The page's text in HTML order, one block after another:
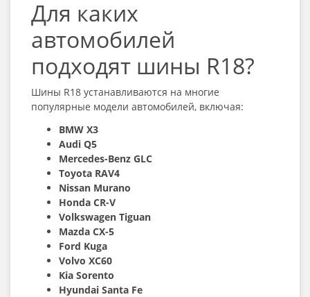
Для каких
автомобилей
подходят шины R18?
Шины R18 устанавливаются на многие
популярные модели автомобилей, включая:
BMW X3
Audi Q5
Mercedes-Benz GLC
Toyota RAV4
Nissan Murano
Honda CR-V
Volkswagen Tiguan
Mazda CX-5
Ford Kuga
Volvo XC60
Kia Sorento
Hyundai Santa Fe